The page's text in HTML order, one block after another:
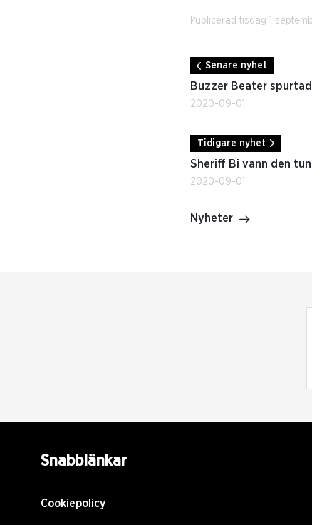
Publicerad tisdag 1
Senare nyhet
Buzzer Beater
2020-09-01
Tidigare nyhet
Sheriff Bi vann den
2020-09-01
Nyheter
Snabblänkar
Cookiepolicy